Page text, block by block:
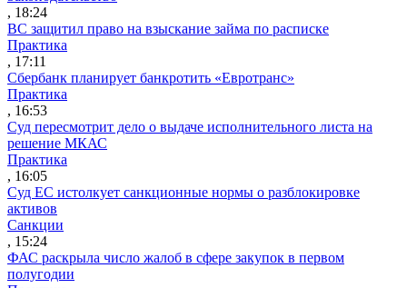
, 18:24
ВС защитил право на взыскание займа по расписке
Практика
, 17:11
Сбербанк планирует банкротить «Евротранс»
Практика
, 16:53
Суд пересмотрит дело о выдаче исполнительного листа на
решение МКАС
Практика
, 16:05
Суд ЕС истолкует санкционные нормы о разблокировке
активов
Санкции
, 15:24
ФАС раскрыла число жалоб в сфере закупок в первом
полугодии